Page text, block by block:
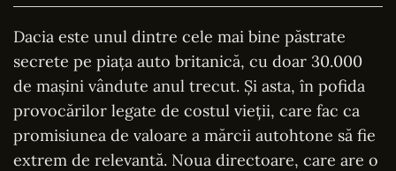
Dacia este unul dintre cele mai bine păstrate
secrete pe piața auto britanică, cu doar 30.000
de mașini vândute anul trecut. Și asta, în pofida
provocărilor legate de costul vieții, care fac ca
promisiunea de valoare a mărcii autohtone să fie
extrem de relevantă. Noua directoare, care are o